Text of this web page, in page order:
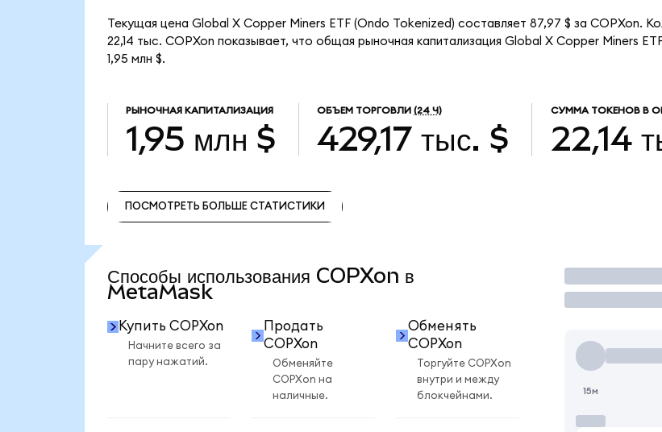
Текущая цена Global X Copper Miners ETF (Ondo Tokenized) составляет 87,97 $ за COPXon.
22,14 тыс. COPXon показывает, что общая рыночная капитализация Global X Copper Miners
1,95 млн $.
РЫНОЧНАЯ КАПИТАЛИЗАЦИЯ
1,95 млн $
ОБЪЕМ ТОРГОВЛИ (24 Ч)
429,17 тыс. $
СУММА ТОКЕНОВ В
22,14
ПОСМОТРЕТЬ БОЛЬШЕ СТАТИСТИКИ
Способы использования COPXon в
MetaMask
Купить COPXon
Начните всего за
пару нажатий.
Продать
COPXon
Обменяйте
COPXon на
наличные.
Обменять
COPXon
Торгуйте COPXon
внутри и между
блокчейнами.
Торговать
15м